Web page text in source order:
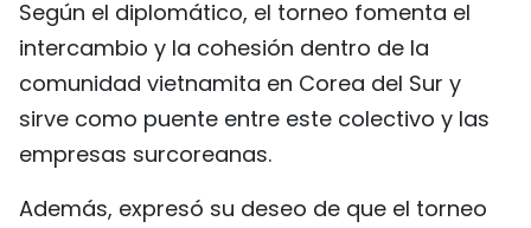
Según el diplomático, el torneo fomenta el
intercambio y la cohesión dentro de la
comunidad vietnamita en Corea del Sur y
sirve como puente entre este colectivo y las
empresas surcoreanas.
Además, expresó su deseo de que el torneo